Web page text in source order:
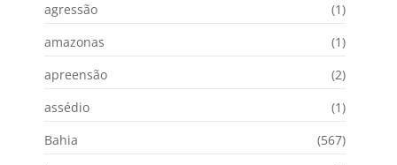
agressão
(1)
amazonas
(1)
apreensão
(2)
assédio
(1)
Bahia
(567)